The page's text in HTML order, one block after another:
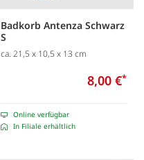
Badkorb Antenza Schwarz
S
ca. 21,5 x 10,5 x 13 cm
8,00 €*
Online verfügbar
In Filiale erhältlich